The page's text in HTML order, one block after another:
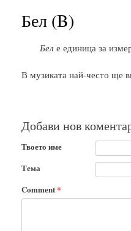
Бел (B)
Бел е единица за
В музиката най-често ще
Добави нов
Твоето име
Тема
Comment*